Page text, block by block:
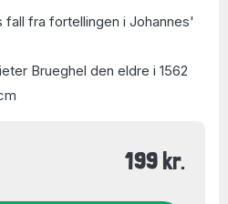
fall fra fortellingen i Johannes'
Brueghel den eldre i 1562
199 kr.